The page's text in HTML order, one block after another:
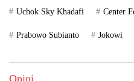
Uchok Sky Khadafi Center
Prabowo Subianto Jokowi